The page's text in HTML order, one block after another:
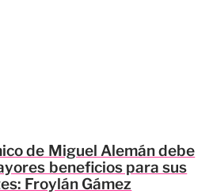
de Miguel Alemán debe
beneficios para sus
Froylán Gámez